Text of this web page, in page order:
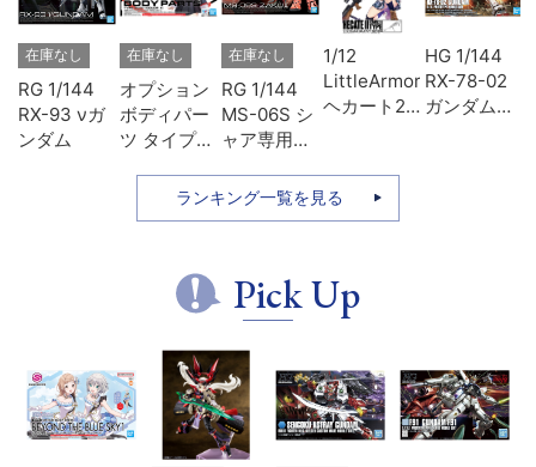
在庫なし
RG 1/144
RX-93 νガ
ンダム
在庫なし
オプション
ボディパー
ツ タイプ
在庫なし
RG 1/144
MS-06S シ
ャア専用ザ
1/12
LittleArmory
ヘカート2
HG 1/144
RX-78-02
ガンダム
ランキング一覧を見る
Pick Up